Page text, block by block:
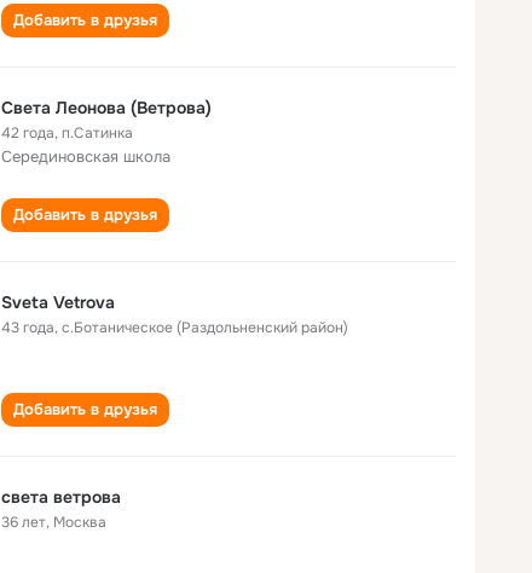
Добавить в друзья
Света Леонова (Ветрова)
42 года,п.Сатинка
Серединовская школа
Добавить в друзья
Sveta Vetrova
43 года,с.Ботаническое (Раздольненский район)
Добавить в друзья
света ветрова
36 лет, Москва